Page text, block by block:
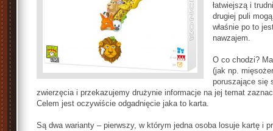
łatwiejszą i
drugiej puli
właśnie po to
nawzajem.
O co chodzi?
(jak np.
poruszające się
zwierzęcia i przekazujemy drużynie informacje na jej temat
Celem jest oczywiście odgadnięcie jaka to karta.
Są dwa warianty – pierwszy, w którym jedna osoba losuje kartę i